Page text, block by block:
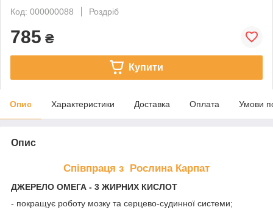
Код: 000000088
Роздріб
785 ₴
Купити
Опис Характеристики Доставка Оплата Умови
Опис
Співпраця з Рослина Карпат
ДЖЕРЕЛО ОМЕГА - 3 ЖИРНИХ КИСЛОТ
- покращує роботу мозку та серцево-судинної системи;